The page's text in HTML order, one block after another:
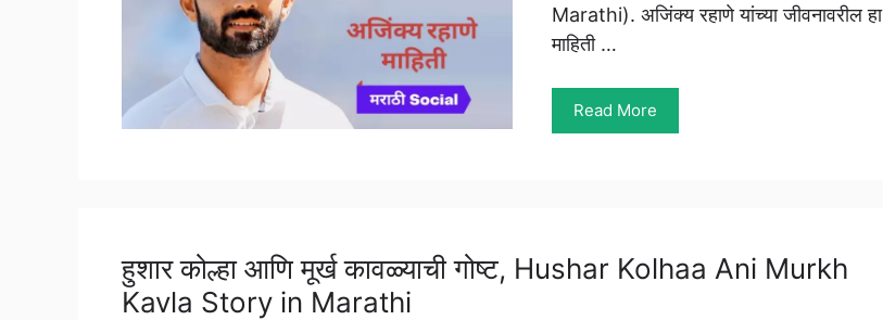
Marathi). अजिंक्य रहाणे यांच्या जीवनावरील हा
माहिती …
Read More
हुशार कोल्हा आणि मूर्ख कावळ्याची गोष्ट, Hushar Kolhaa Ani Murkh
Kavla Story in Marathi